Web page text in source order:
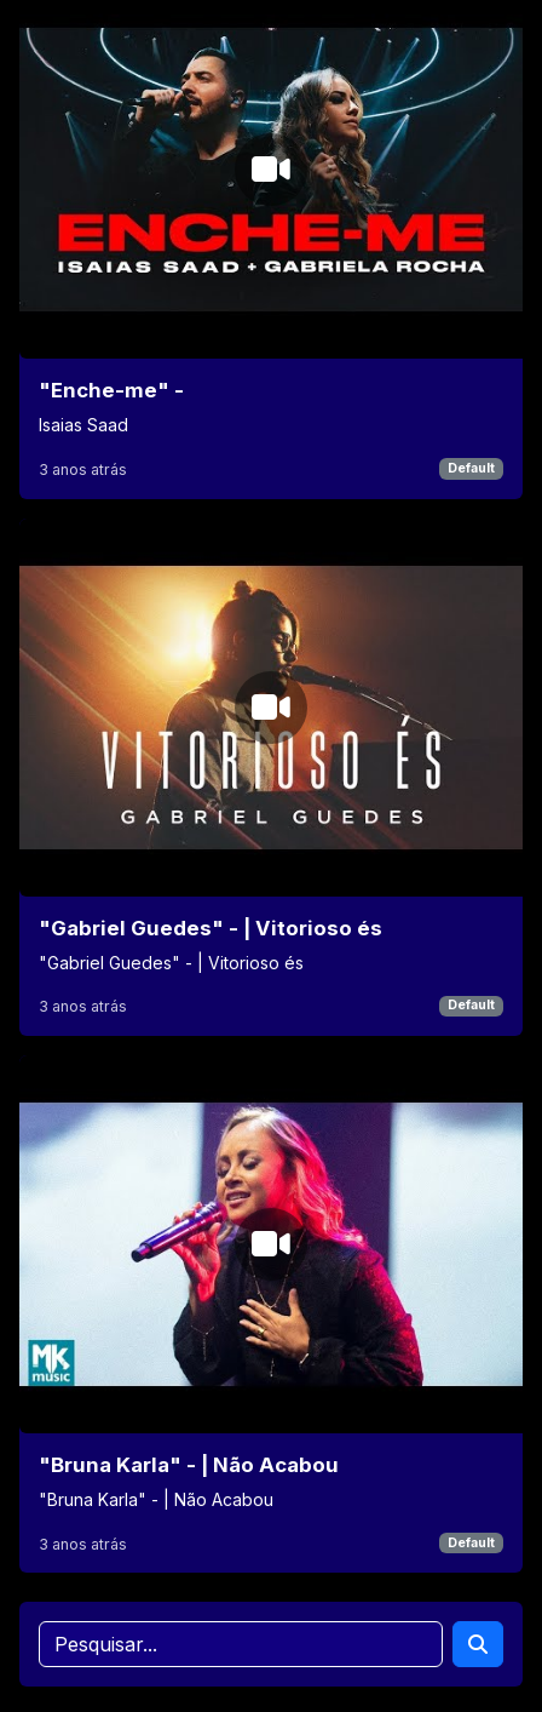
"Enche-me" -
Isaias Saad
3 anos atrás Default
"Gabriel Guedes" - | Vitorioso és
"Gabriel Guedes" - | Vitorioso és
3 anos atrás Default
"Bruna Karla" - | Não Acabou
"Bruna Karla" - | Não Acabou
3 anos atrás Default